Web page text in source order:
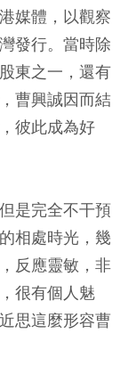
媒體，以觀察
發行。當時除
東之一，還有
曹興誠因而結
彼此成為好
是完全不干預
相處時光，幾
反應靈敏，非
很有個人魅
思這麼形容曹